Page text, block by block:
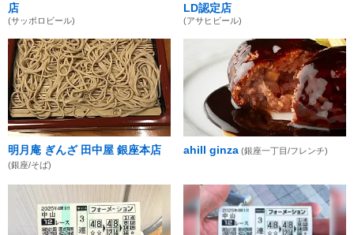
店
(サッポロビール)
LD認定店
(アサヒビール)
明月庵 ぎんざ 田中屋 銀座本店
(銀座/そば)
ahill ginza (銀座一丁目/フレンチ)